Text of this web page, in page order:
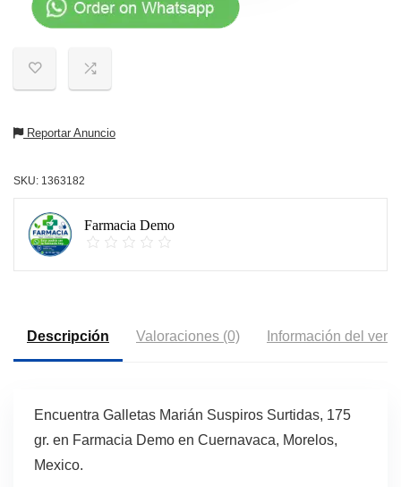
Reportar Anuncio
SKU: 1363182
Farmacia Demo
Descripción Valoraciones (0) Información del
Encuentra Galletas Marián Suspiros Surtidas, 175
gr. en Farmacia Demo en Cuernavaca, Morelos,
Mexico.